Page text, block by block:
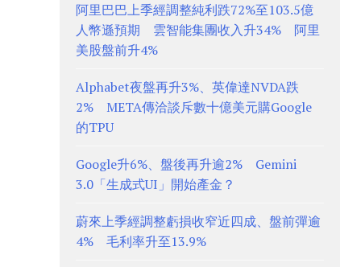
阿里巴巴上季經調整純利跌72%至103.5億
人幣遜預期 雲智能集團收入升34% 阿里
美股盤前升4%
Alphabet夜盤再升3%、英偉達NVDA跌
2% META傳洽談斥數十億美元購Google
的TPU
Google升6%、盤後再升逾2% Gemini
3.0「生成式UI」開始產金？
蔚來上季經調整虧損收窄近四成、盤前彈逾
4% 毛利率升至13.9%